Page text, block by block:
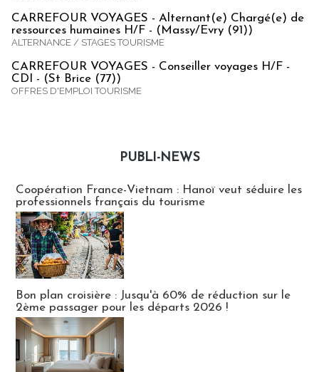
CARREFOUR VOYAGES - Alternant(e) Chargé(e) de
ressources humaines H/F - (Massy/Evry (91))
ALTERNANCE / STAGES TOURISME
CARREFOUR VOYAGES - Conseiller voyages H/F -
CDI - (St Brice (77))
OFFRES D'EMPLOI TOURISME
PUBLI-NEWS
Coopération France-Vietnam : Hanoï veut séduire les
professionnels français du tourisme
Bon plan croisière : Jusqu'à 60% de réduction sur le
2ème passager pour les départs 2026 !